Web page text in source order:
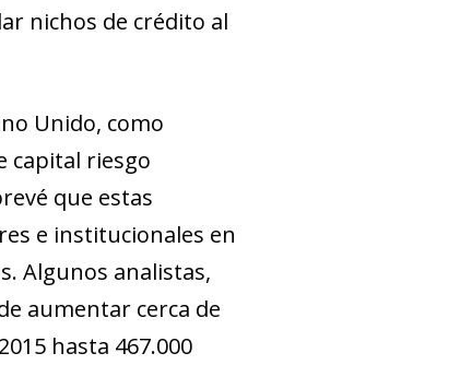
nichos de crédito al
Unido, como
capital riesgo
que estas
e institucionales en
Algunos analistas,
aumentar cerca de
hasta 467.000